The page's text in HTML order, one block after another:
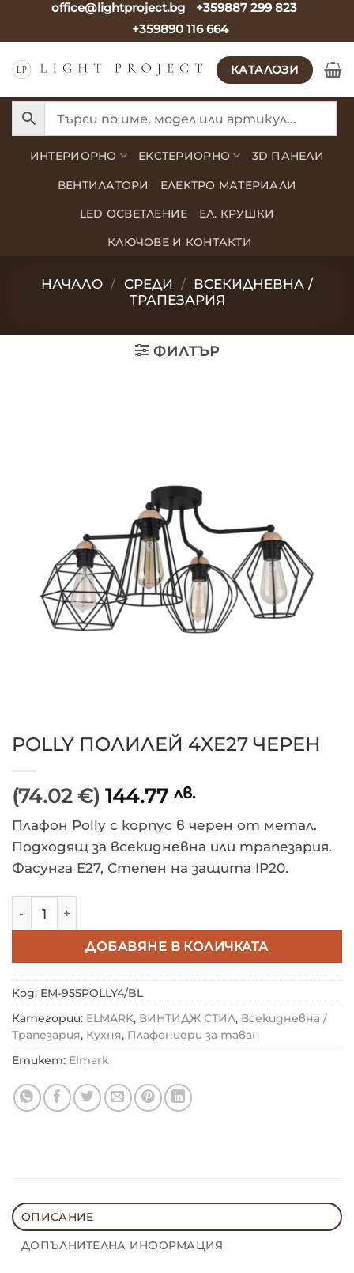
office@lightproject.bg
+359887 299 823
+359890 116 664
КАТАЛОЗИ
ИНТЕРИОРНО ЕКСТЕРИОРНО 3D ПАНЕЛИ
ВЕНТИЛАТОРИ ЕЛЕКТРО МАТЕРИАЛИ
LED ОСВЕТЛЕНИЕ ЕЛ. КРУШКИ
КЛЮЧОВЕ И КОНТАКТИ
НАЧАЛО / СРЕДИ / ВСЕКИДНЕВНА /
ТРАПЕЗАРИЯ
ФИЛТЪР
POLLY ПОЛИЛЕЙ 4XE27 ЧЕРЕН
(74.02 €) 144.77 лв.
Плафон Polly с корпус в черен от метал.
Подходящ за всекидневна или трапезария.
Фасунга E27, Степен на защита IP20.
ДОБАВЯНЕ В КОЛИЧКАТА
Код: EM-955POLLY4/BL
Категории: ELMARK, ВИНТИДЖ СТИЛ, Всекидневна /
Трапезария, Кухня, Плафониери за таван
Етикет: Elmark
ОПИСАНИЕ
ДОПЪЛНИТЕЛНА ИНФОРМАЦИЯ